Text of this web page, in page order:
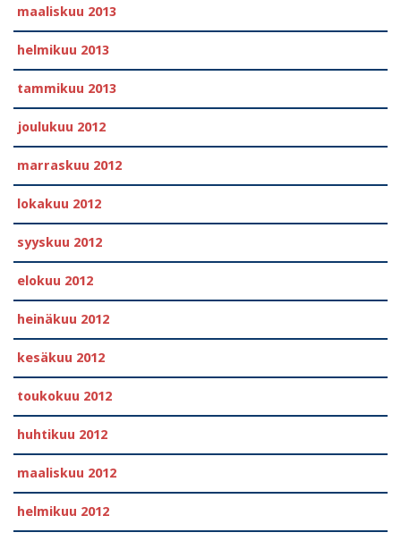
maaliskuu 2013
helmikuu 2013
tammikuu 2013
joulukuu 2012
marraskuu 2012
lokakuu 2012
syyskuu 2012
elokuu 2012
heinäkuu 2012
kesäkuu 2012
toukokuu 2012
huhtikuu 2012
maaliskuu 2012
helmikuu 2012